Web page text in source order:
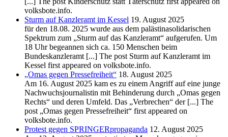
volksbote.info.
Sturm auf Kanzleramt im Kessel 19. August 2025
für den 18.08. 2025 wurde aus dem palästinasolidarischen
Spektrum zum „Sturm auf das Kanzleramt“ aufgerufen. Um
18 Uhr begeannen sich ca. 150 Menschen beim
Bundeskanzleramt [...] The post Sturm auf Kanzleramt im
Kessel first appeared on volksbote.info.
„Omas gegen Pressefreiheit“ 18. August 2025
Am 16. August 2025 kam es zu einem Angriff auf eine junge
Nachwuchsjournalistin mit Behinderung durch „Omas gegen
Rechts“ und deren Umfeld. Das „Verbrechen“ der [...] The
post „Omas gegen Pressefreiheit“ first appeared on
volksbote.info.
Protest gegen SPRINGERpropaganda 12. August 2025